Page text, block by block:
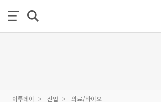
이투데이 산업 의료/바이오